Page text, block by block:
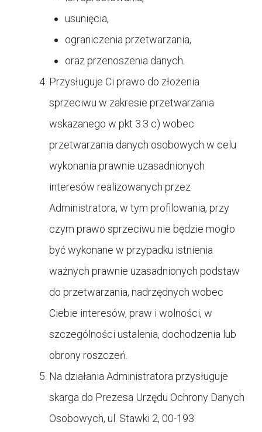
usunięcia,
ograniczenia przetwarzania,
oraz przenoszenia danych.
Przysługuje Ci prawo do złożenia
sprzeciwu w zakresie przetwarzania
wskazanego w pkt 3.3 c) wobec
przetwarzania danych osobowych w celu
wykonania prawnie uzasadnionych
interesów realizowanych przez
Administratora, w tym profilowania, przy
czym prawo sprzeciwu nie będzie mogło
być wykonane w przypadku istnienia
ważnych prawnie uzasadnionych podstaw
do przetwarzania, nadrzędnych wobec
Ciebie interesów, praw i wolności, w
szczególności ustalenia, dochodzenia lub
obrony roszczeń.
Na działania Administratora przysługuje
skarga do Prezesa Urzędu Ochrony Danych
Osobowych, ul. Stawki 2, 00-193